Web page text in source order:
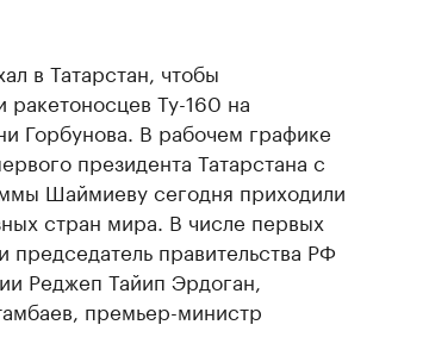
в Татарстан, чтобы
Ту-160 на
Горбунова. В рабочем графике
президента Татарстана с
Шаймиеву сегодня приходили
стран мира. В числе первых
председатель правительства РФ
Реджеп Тайип Эрдоган,
премьер-министр